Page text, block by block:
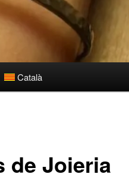
Català
de Joieria